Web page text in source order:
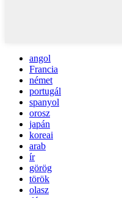
angol
Francia
német
portugál
spanyol
orosz
japán
koreai
arab
ír
görög
török
olasz